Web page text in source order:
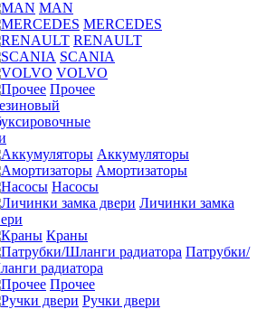
MAN
MERCEDES
RENAULT
SCANIA
VOLVO
Прочее
Аккумуляторы
Амортизаторы
Насосы
Личинки замка
Краны
Патрубки/
радиатора
Прочее
Ручки двери